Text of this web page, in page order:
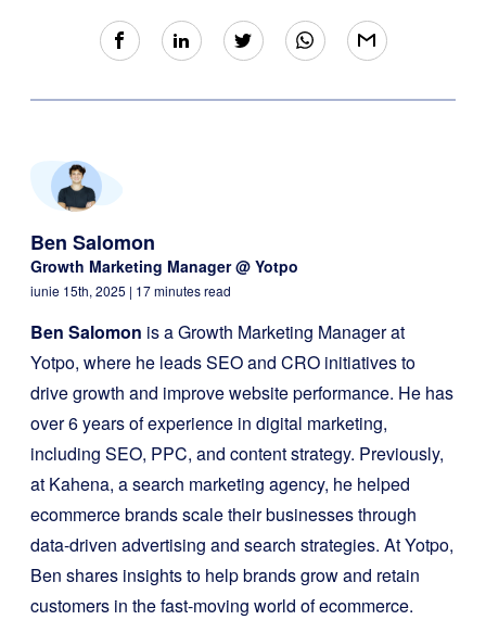
Ben Salomon
Growth Marketing Manager @ Yotpo
iunie 15th, 2025 | 17 minutes read
Ben Salomon is a Growth Marketing Manager at
Yotpo, where he leads SEO and CRO initiatives to
drive growth and improve website performance. He has
over 6 years of experience in digital marketing,
including SEO, PPC, and content strategy. Previously,
at Kahena, a search marketing agency, he helped
ecommerce brands scale their businesses through
data-driven advertising and search strategies. At Yotpo,
Ben shares insights to help brands grow and retain
customers in the fast-moving world of ecommerce.